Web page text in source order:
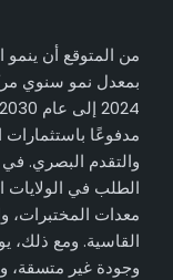
من المتوقع أن ينمو
مدفوعًا باستثمارات
والتقدم البصري. في
الطلب في الولايات
معدات المختبرات،
القاسية. ومع ذلك،
وجودة غير متسقة،